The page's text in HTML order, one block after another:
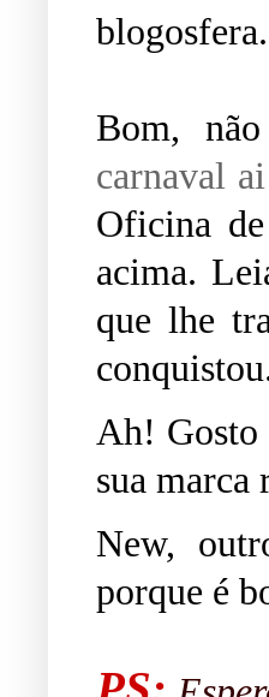
Bom,
carnaval
Oficina
acima.
que lhe
Ah! Gosto
sua marca
New,
porque é